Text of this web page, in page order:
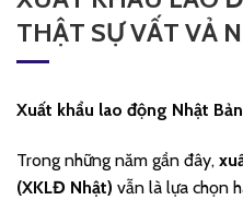
THẬT SỰ VẤT VẢ
Xuất khẩu lao động Nhật
Trong những năm gần đây,
(XKLĐ Nhật) vẫn là lựa chọn